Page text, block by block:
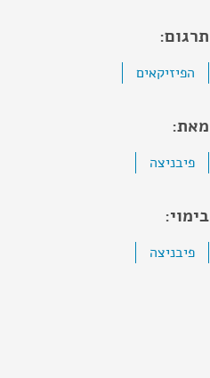
תרגום:
הפיזיקאים
מאת:
פיבניצה
בימוי:
פיבניצה